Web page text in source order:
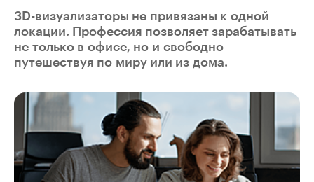
3D-визуализаторы не привязаны к одной
локации. Профессия позволяет зарабатывать
не только в офисе, но и свободно
путешествуя по миру или из дома.